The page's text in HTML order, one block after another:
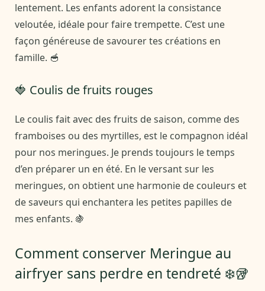
lentement. Les enfants adorent la consistance
veloutée, idéale pour faire trempette. C’est une
façon généreuse de savourer tes créations en
famille. 🥣
🍓 Coulis de fruits rouges
Le coulis fait avec des fruits de saison, comme des
framboises ou des myrtilles, est le compagnon idéal
pour nos meringues. Je prends toujours le temps
d’en préparer un en été. En le versant sur les
meringues, on obtient une harmonie de couleurs et
de saveurs qui enchantera les petites papilles de
mes enfants. 🍇
Comment conserver Meringue au
airfryer sans perdre en tendreté ❄️🥡